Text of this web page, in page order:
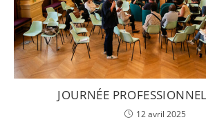
JOURNÉE
12 avril 2025